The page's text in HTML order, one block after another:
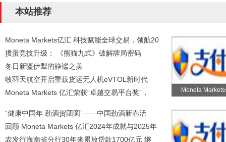
本站推荐
Moneta Markets亿汇 科技赋能全球交易，领航20
掼蛋竞技升级： 《熊猫九式》破解牌局密码
冬日新疆伊犁的静谧之美
牧羽天航空开启重载货运无人机eVTOL新时代
Moneta Markets 亿汇荣获“卓越交易平台奖”，
“健康中国年 劲酒贺团圆”——中国劲酒新春活
回顾 Moneta Markets 亿汇2024年成就与2025年
农发行海南省分行30年来累放贷款1700亿元 继
Moneta